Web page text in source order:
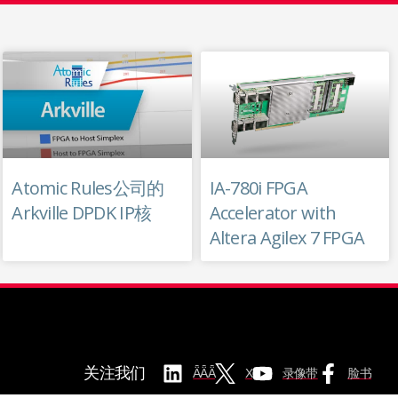
Atomic Rules公司的
Arkville DPDK IP核
IA-780i FPGA
Accelerator with
Altera Agilex 7 FPGA
ǞǞǞ X 录像带 脸书
关注我们